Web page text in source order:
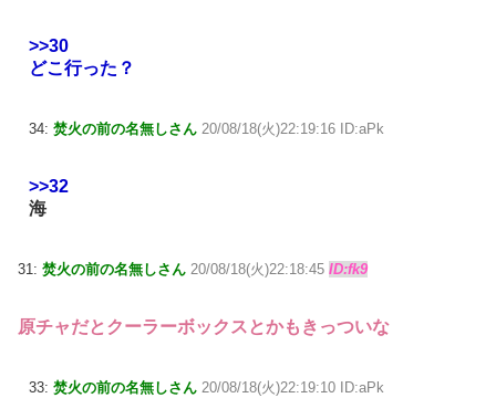
>>30
どこ行った？
34: 焚火の前の名無しさん 20/08/18(火)22:19:16 ID:aPk
>>32
海
31: 焚火の前の名無しさん 20/08/18(火)22:18:45 ID:fk9
原チャだとクーラーボックスとかもきっついな
33: 焚火の前の名無しさん 20/08/18(火)22:19:10 ID:aPk